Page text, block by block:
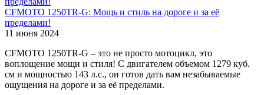
CFMOTO 1250TR-G: Мощь и стиль на дороге и за её
пределами!
11 июня 2024
CFMOTO 1250TR-G – это не просто мотоцикл, это
воплощение мощи и стиля! С двигателем объемом 1279 куб.
см и мощностью 143 л.с., он готов дать вам незабываемые
ощущения на дороге и за её пределами.